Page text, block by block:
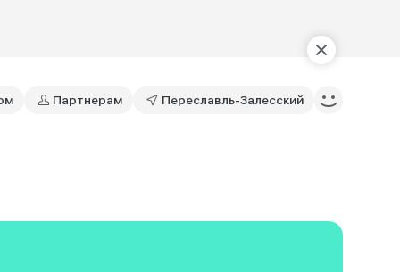
Партнерам Переславль-Залесский